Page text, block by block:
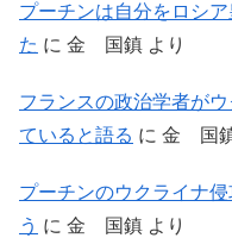
プーチンは自分をロシ
た に 金 国鎮 より
フランスの政治学者が
ていると語る に 金 国
プーチンのウクライナ
う に 金 国鎮 より